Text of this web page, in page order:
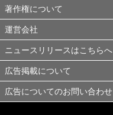
著作権について
運営会社
ニュースリリースはこちらへ
広告掲載について
広告についてのお問い合わせ